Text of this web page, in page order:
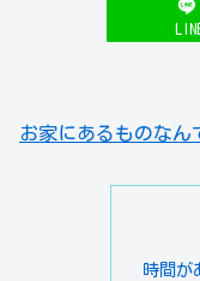
お家にあるものなん
時間が